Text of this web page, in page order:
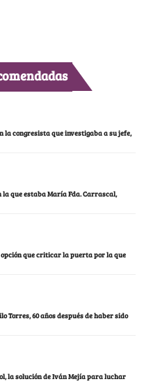
la congresista que investigaba a su jefe,
que estaba María Fda. Carrascal,
que criticar la puerta por la que
Torres, 60 años después de haber sido
la solución de Iván Mejía para luchar